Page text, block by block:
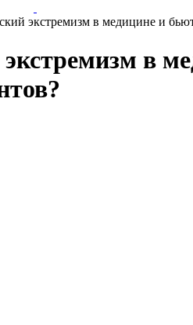
экстремизм в медицине и
в